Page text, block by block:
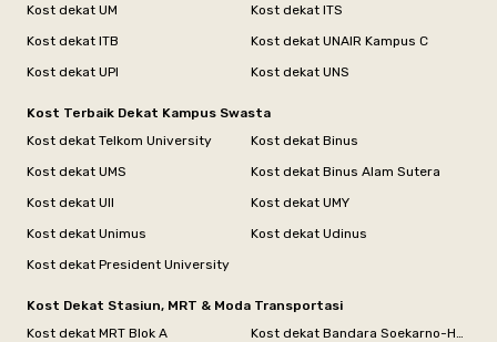
Kost dekat UM
Kost dekat ITS
Kost dekat ITB
Kost dekat UNAIR Kampus C
Kost dekat UPI
Kost dekat UNS
Kost Terbaik Dekat Kampus Swasta
Kost dekat Telkom University
Kost dekat Binus
Kost dekat UMS
Kost dekat Binus Alam Sutera
Kost dekat UII
Kost dekat UMY
Kost dekat Unimus
Kost dekat Udinus
Kost dekat President University
Kost Dekat Stasiun, MRT & Moda Transportasi
Kost dekat MRT Blok A